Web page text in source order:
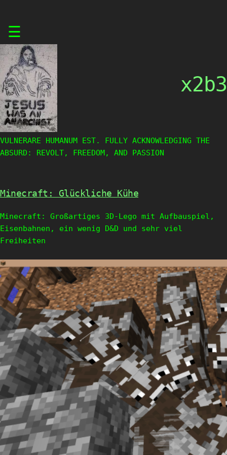
content
☰
x2b3
VULNERARE HUMANUM EST. FULLY ACKNOWLEDGING THE
ABSURD: REVOLT, FREEDOM, AND PASSION
Minecraft: Glückliche Kühe
Minecraft: Großartiges 3D-Lego mit Aufbauspiel,
Eisenbahnen, ein wenig D&D und sehr viel
Freiheiten